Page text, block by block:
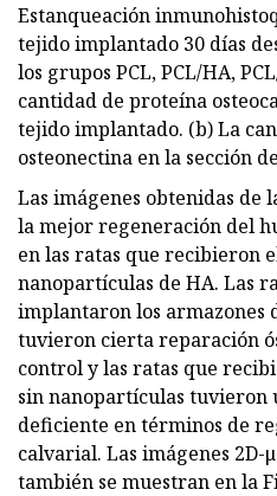
Estanqueación
tejido implantado 30 días
los grupos PCL, PCL/HA,
cantidad de proteína
tejido implantado. (b) La
osteonectina en la sección
Las imágenes obtenidas de
la mejor regeneración del
en las ratas que recibieron
nanopartículas de HA. Las
implantaron los armazones
tuvieron cierta reparación
control y las ratas que
sin nanopartículas tuvieron
deficiente en términos de
calvarial. Las imágenes 2D-
también se muestran en la